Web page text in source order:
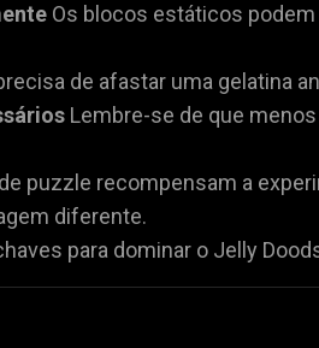
Os blocos estáticos
de afastar uma gelatina
Lembre-se de que
puzzle recompensam a
diferente.
para dominar o Jelly